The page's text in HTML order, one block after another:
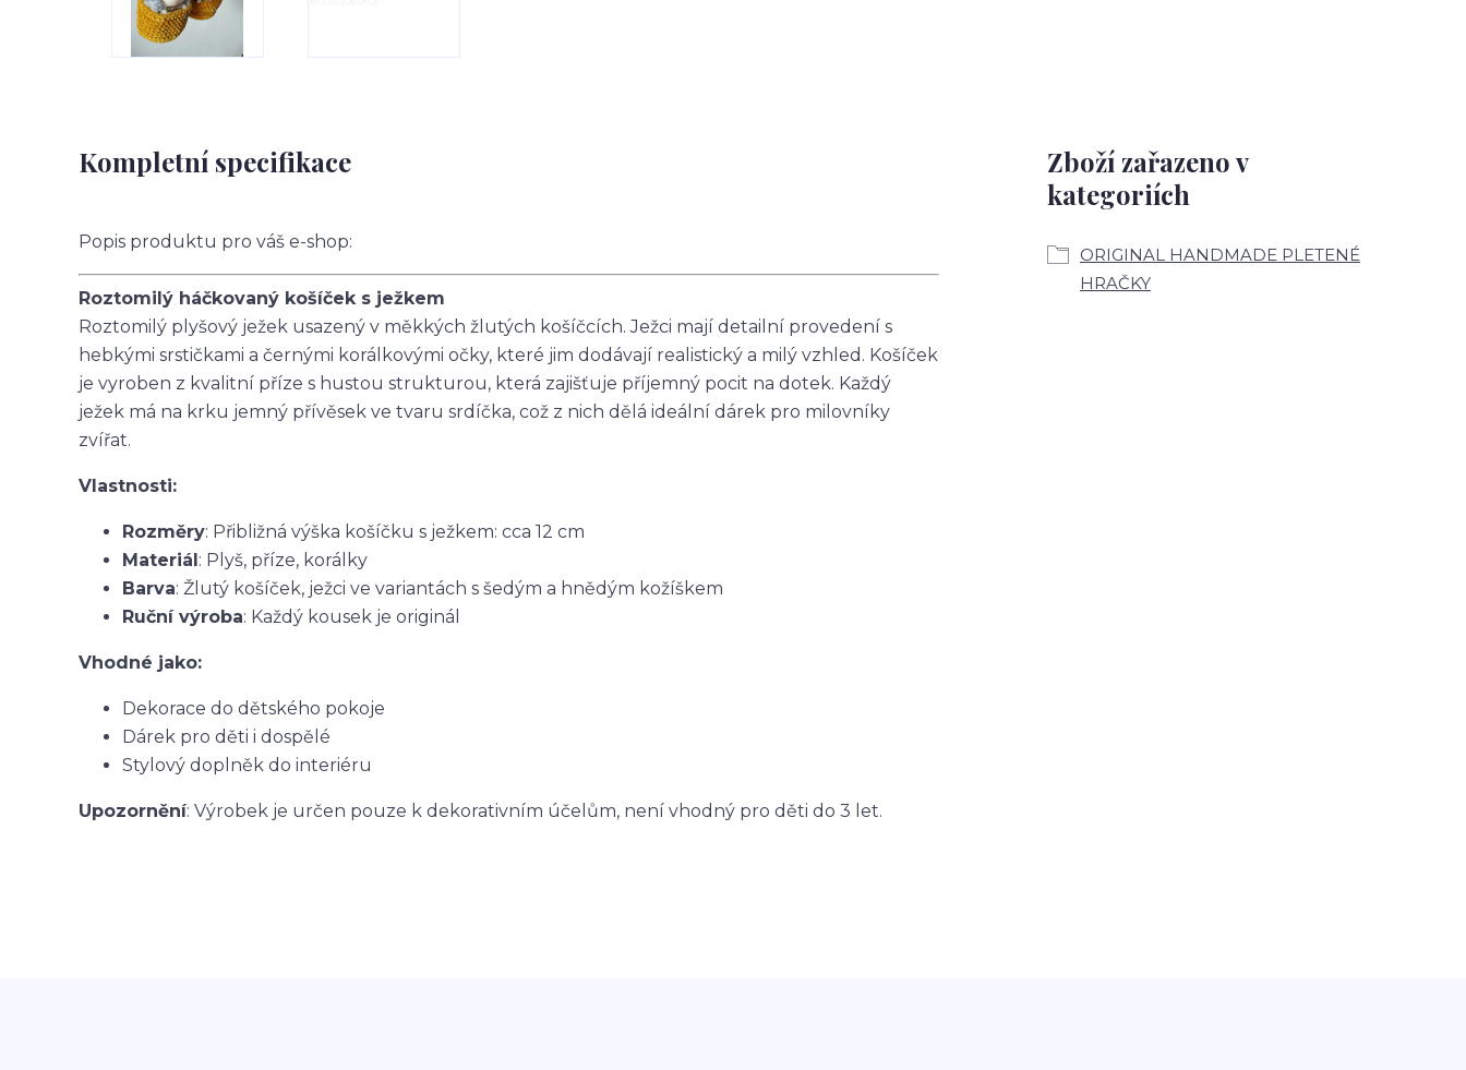
Kompletní specifikace
Popis produktu pro váš e-shop:
Roztomilý háčkovaný košíček s ježkem
Roztomilý plyšový ježek usazený v měkkých žlutých košíčcích. Ježci mají detailní provedení s
hebkými srstičkami a černými korálkovými očky, které jim dodávají realistický a milý vzhled. Košíček
je vyroben z kvalitní příze s hustou strukturou, která zajišťuje příjemný pocit na dotek. Každý
ježek má na krku jemný přívěsek ve tvaru srdíčka, což z nich dělá ideální dárek pro milovníky
zvířat.
Vlastnosti:
Rozměry: Přibližná výška košíčku s ježkem: cca 12 cm
Materiál: Plyš, příze, korálky
Barva: Žlutý košíček, ježci ve variantách s šedým a hnědým kožíškem
Ruční výroba: Každý kousek je originál
Vhodné jako:
Dekorace do dětského pokoje
Dárek pro děti i dospělé
Stylový doplněk do interiéru
Upozornění: Výrobek je určen pouze k dekorativním účelům, není vhodný pro děti do 3 let.
Zboží zařazeno v
kategoriích
ORIGINAL HANDMADE PLETENÉ
HRAČKY